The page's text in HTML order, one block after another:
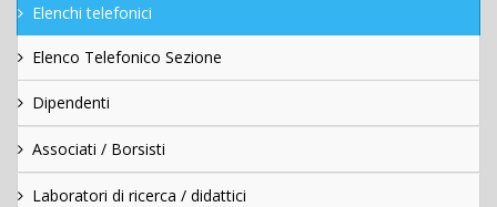
Elenchi telefonici
Elenco Telefonico Sezione
Dipendenti
Associati / Borsisti
Laboratori di ricerca / didattici